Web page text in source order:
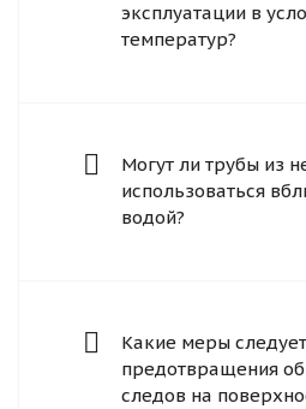
эксплуатации в
температур?
Могут ли трубы из
использоваться
водой?
Какие меры
предотвращения
следов на